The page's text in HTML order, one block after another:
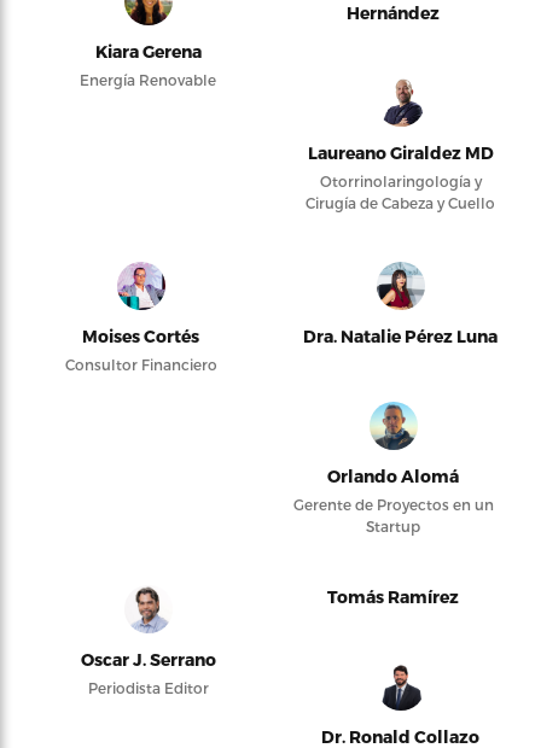
Kiara Gerena
Energía Renovable
Hernández
Laureano Giraldez MD
Otorrinolaringología y
Cirugía de Cabeza y Cuello
Moises Cortés
Consultor Financiero
Dra. Natalie Pérez Luna
Orlando Alomá
Gerente de Proyectos en un
Startup
Oscar J. Serrano
Periodista Editor
Tomás Ramírez
Dr. Ronald Collazo